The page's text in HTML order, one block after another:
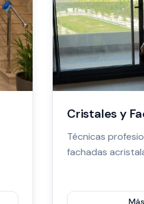
Cristales y
Técnicas
fachadas